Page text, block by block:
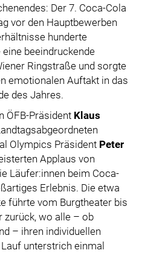
Der 7. Coca-Cola
vor den Hauptbewerben
hunderte
beeindruckende
Ringstraße und sorgte
emotionalen Auftakt in das
des Jahres.
ÖFB-Präsident Klaus
Olympics Präsident Peter
Applaus von
Läufer:innen beim Coca-
Erlebnis. Die etwa
führte vom Burgtheater bis
zurück, wo alle – ob
– ihren individuellen
unterstrich einmal